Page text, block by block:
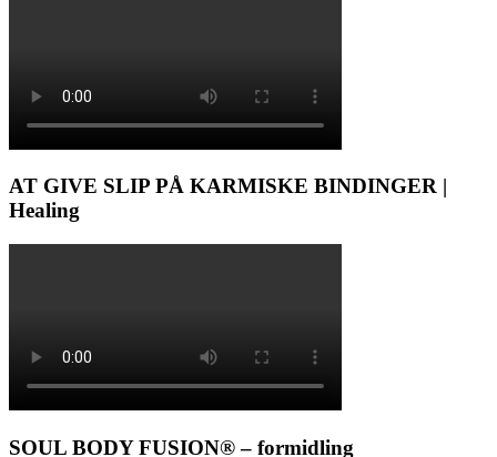
AT GIVE SLIP PÅ KARMISKE BINDINGER |
Healing
SOUL BODY FUSION® – formidling